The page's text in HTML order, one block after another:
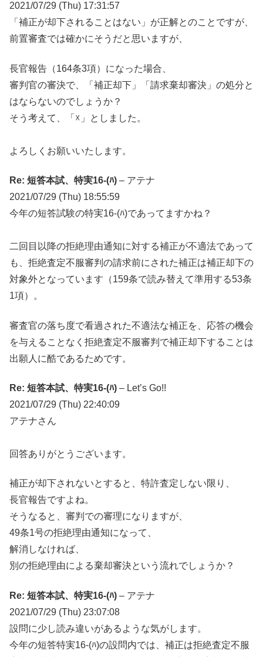
2021/07/29 (Thu) 17:31:57
「補正が却下されることはない」が正解とのことですが、
前置審査では確かにそうだと思いますが、
長官報告（164条3項）になった場合、
審判官の審決で、「補正却下」「請求棄却審決」の処分と
はならないのでしょうか？
そう考えて、「☓」としました。
よろしくお願いいたします。
Re: 短答本試、特実16-(ﾊ) – アテナ
2021/07/29 (Thu) 18:55:59
今年の短答試験の特実16-(ﾊ)であってますかね？
二回目以降の拒絶理由通知に対する補正が不適法であって
も、拒絶査定不服審判の請求前にされた補正は補正却下の
対象外となっています（159条で読み替えて準用する53条
1項）。
審査官の落ち度で看過された不適法な補正を、応答の機会
を与えることなく拒絶査定不服審判で補正却下することは
出願人に酷であるためです。
Re: 短答本試、特実16-(ﾊ) – Let’s Go!!
2021/07/29 (Thu) 22:40:09
アテナさん
回答ありがとうございます。
補正が却下されないとすると、特許査定しない限り、
長官報告ですよね。
そうなると、審判での審理になりますが、
49条1号の拒絶理由通知になって、
解消しなければ、
別の拒絶理由による棄却審決という流れでしょうか？
Re: 短答本試、特実16-(ﾊ) – アテナ
2021/07/29 (Thu) 23:07:08
設問に少し読み違いがあるような気がします。
今年の短答特実16-(ﾊ)の設問内では、補正は拒絶査定不服